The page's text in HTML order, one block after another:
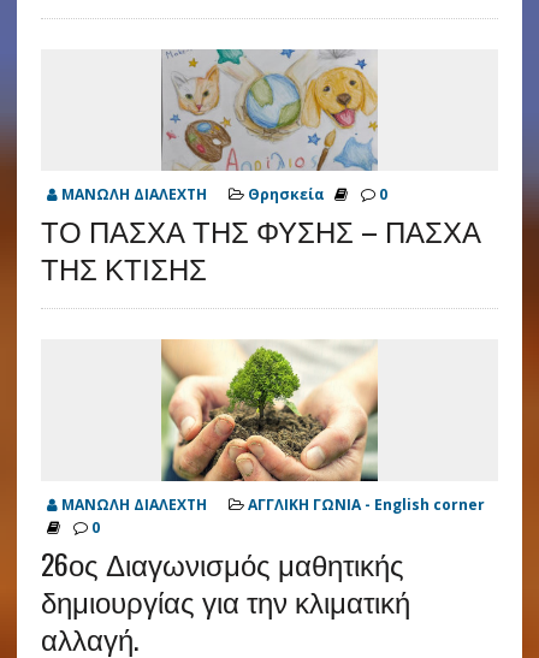
ΜΑΝΩΛΗ ΔΙΑΛΕΧΤΗ Θρησκεία 0
ΤΟ ΠΑΣΧΑ ΤΗΣ ΦΥΣΗΣ – ΠΑΣΧΑ
ΤΗΣ ΚΤΙΣΗΣ
ΜΑΝΩΛΗ ΔΙΑΛΕΧΤΗ
ΑΓΓΛΙΚΗ ΓΩΝΙΑ - English corner
0
26ος Διαγωνισμός μαθητικής
δημιουργίας για την κλιματική
αλλαγή.